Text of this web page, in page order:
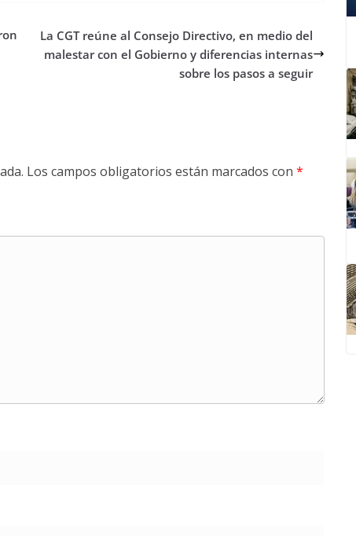
La CGT reúne al Consejo Directivo, en medio del
malestar con el Gobierno y diferencias internas
sobre los pasos a seguir
Los campos obligatorios están marcados con *